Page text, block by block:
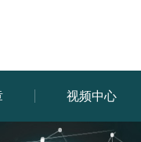
视频中心